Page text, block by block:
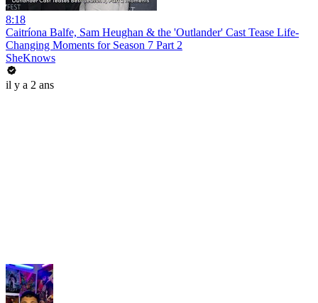
8:18
Caitríona Balfe, Sam Heughan & the 'Outlander' Cast Tease Life-
Changing Moments for Season 7 Part 2
SheKnows
il y a 2 ans